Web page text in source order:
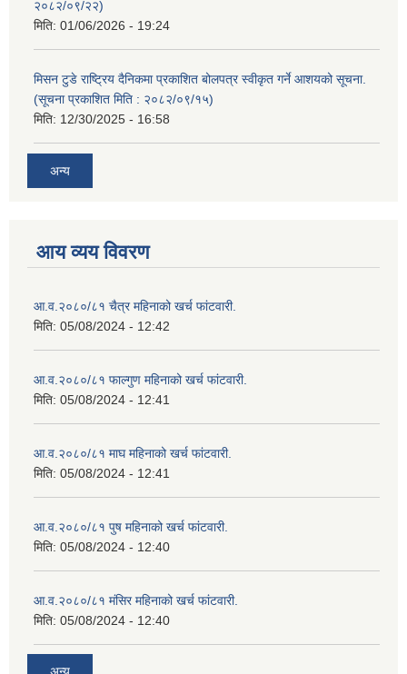
२०८२/०९/२२)
मिति: 01/06/2026 - 19:24
मिसन टुडे राष्ट्रिय दैनिकमा प्रकाशित बोलपत्र स्वीकृत गर्ने आशयको सूचना.
(सूचना प्रकाशित मिति : २०८२/०९/१५)
मिति: 12/30/2025 - 16:58
अन्य
आय व्यय विवरण
आ.व.२०८०/८१ चैत्र महिनाको खर्च फांटवारी.
मिति: 05/08/2024 - 12:42
आ.व.२०८०/८१ फाल्गुण महिनाको खर्च फांटवारी.
मिति: 05/08/2024 - 12:41
आ.व.२०८०/८१ माघ महिनाको खर्च फांटवारी.
मिति: 05/08/2024 - 12:41
आ.व.२०८०/८१ पुष महिनाको खर्च फांटवारी.
मिति: 05/08/2024 - 12:40
आ.व.२०८०/८१ मंसिर महिनाको खर्च फांटवारी.
मिति: 05/08/2024 - 12:40